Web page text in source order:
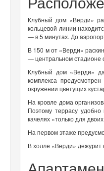
Клубный дом «Верди»
кольцевой линии
— в 5 минутах. До
В 150 м от «Верди»
— центральном стадионе
Клубный дом «Верди»
комплекса
окружении цветущих
На кровле дома
Поэтому террасу
качелях «только для
На первом этаже
В холле «Верди» дежурит